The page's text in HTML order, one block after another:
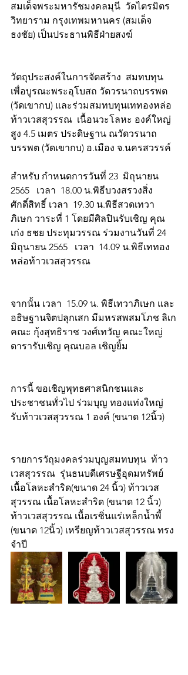
สมเด็จพระมหารัชมงคลมุนี  วัดไตรมิตร
วิทยาราม กรุงเทพมหานคร (สมเด็จ
ธงชัย) เป็นประธานพิธีฝ่ายสงฆ์
วัตถุประสงค์ในการจัดสร้าง  สมทบทุน
เพื่อบูรณะพระอุโบสถ วัดวรนาถบรรพต
(วัดเขากบ) และร่วมสมทบทุนเททองหล่อ
ท้าวเวสสุวรรณ  เนื้อนวะโลหะ องค์ใหญ่
สูง 4.5 เมตร ประดิษฐาน ณวัดวรนาถ
บรรพต (วัดเขากบ) อ.เมือง จ.นครสวรรค์
สำหรับ กำหนดการวันที่ 23  มิถุนายน
2565   เวลา  18.00 น.พิธีบวงสรวงสิ่ง
ศักดิ์สิทธิ์ เวลา  19.30 น.พิธีสวดเทวา
ภิเษก วาระที่ 1 โดยมีศิลปินรับเชิญ คุณ
เก่ง ธชย ประทุมวรรณ ร่วมงานวันที่ 24
มิถุนายน 2565   เวลา  14.09 น.พิธีเททอง
หล่อท้าวเวสสุวรรณ
จากนั้น เวลา  15.09 น. พิธีเทวาภิเษก และ
อธิษฐานจิตปลุกเสก มีมหรสพสมโภช ลิเก
คณะ กุ้งสุทธิราช วงศ์เทวัญ คณะใหญ่
ดารารับเชิญ คุณบอล เชิญยิ้ม
การนี้ ขอเชิญพุทธศาสนิกชนและ
ประชาชนทั่วไป ร่วมบุญ ทองแท่งใหญ่
รับท้าวเวสสุวรรณ 1 องค์ (ขนาด 12นิ้ว)
รายการวัถุมงคลร่วมบุญสมทบทุน  ท้าว
เวสสุวรรณ  รุ่นธนบดีเศรษฐีอุดมทรัพย์
เนื้อโลหะสำริด(ขนาด 24 นิ้ว) ท้าวเวส
สุวรรณ เนื้อโลหะสำริด (ขนาด 12 นิ้ว)
ท้าวเวสสุวรรณ เนื้อเรซิ่นแร่เหล็กน้ำพี้
(ขนาด 12นิ้ว) เหรียญท้าวเวสสุวรรณ ทรง
จำปี